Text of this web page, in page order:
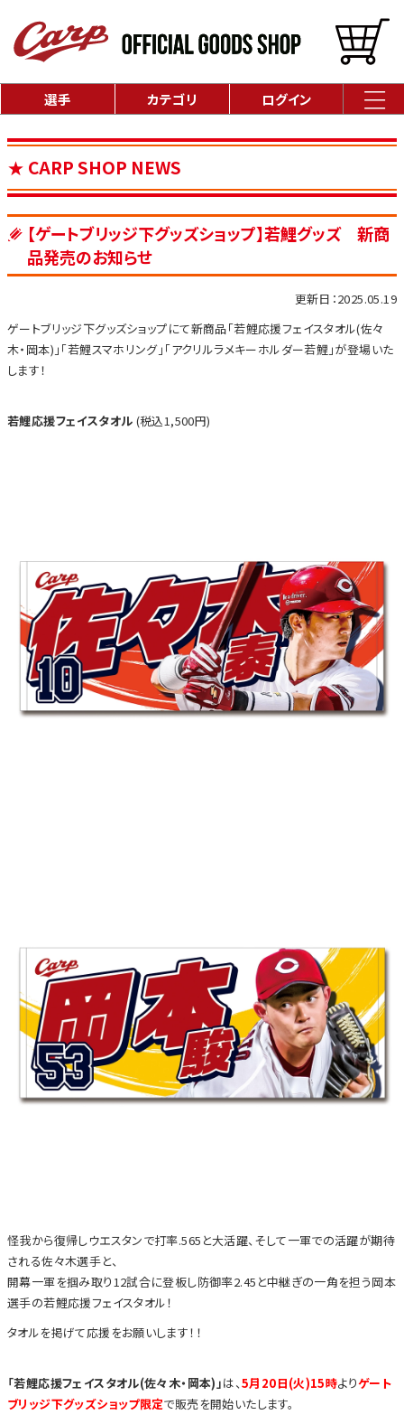
選手 カテゴリ ログイン
CARP SHOP NEWS
【ゲートブリッジ下グッズショップ】若鯉グッズ 新商
品発売のお知らせ
更新日：2025.05.19
ゲートブリッジ下グッズショップにて新商品「若鯉応援フェイスタオル(佐々
木・岡本)」「若鯉スマホリング」「アクリルラメキーホルダー若鯉」が登場いた
します！
若鯉応援フェイスタオル (税込1,500円)
怪我から復帰しウエスタンで打率.565と大活躍、そして一軍での活躍が期待
される佐々木選手と、
開幕一軍を掴み取り12試合に登板し防御率2.45と中継ぎの一角を担う岡本
選手の若鯉応援フェイスタオル！
タオルを掲げて応援をお願いします！！
「若鯉応援フェイスタオル(佐々木・岡本)」は、5月20日(火)15時よりゲート
ブリッジ下グッズショップ限定で販売を開始いたします。